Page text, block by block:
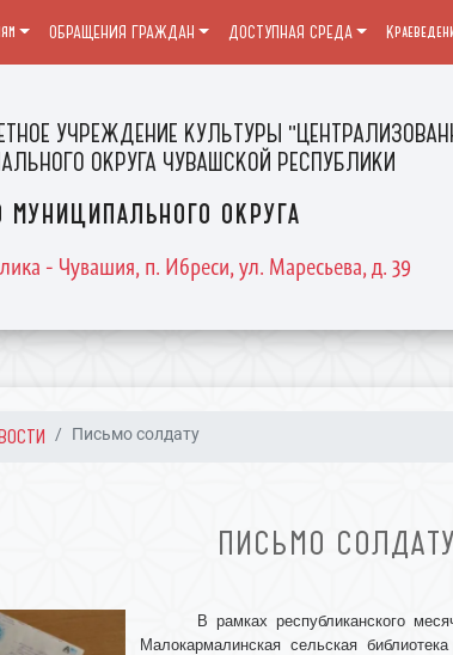
УЧРЕЖДЕНИЕ КУЛЬТУРЫ
ОКРУГА ЧУВАШСКОЙ РЕСПУБЛИКИ
округа
- Чувашия, п. Ибреси, ул. Маресьева, д. 39
ОБРАЩЕНИЯ ГРАЖДАН ДОСТУПНАЯ СРЕДА
Письмо солдату
ПИСЬМО СОЛДАТУ
В рамках республиканского
Малокармалинская сельская